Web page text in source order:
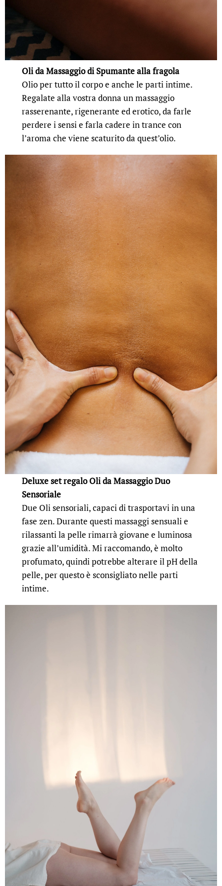
Oli da Massaggio di Spumante allafragola
Olio per tutto il corpo e anche le parti intime.
Regalate alla vostra donna un massaggio
rasserenante, rigenerante ed erotico, da farle
perdere i sensi e farla cadere in trance con
l’aroma che viene scaturito da quest’olio.
Deluxe set regalo Oli da Massaggio Duo
Sensoriale
Due Oli sensoriali, capaci di trasportavi in una
fase zen. Durante questi massaggi sensuali e
rilassanti la pelle rimarrà giovane e luminosa
grazie all’umidità. Mi raccomando, è molto
profumato, quindi potrebbe alterare il pH della
pelle, per questo è sconsigliato nelle parti
intime.